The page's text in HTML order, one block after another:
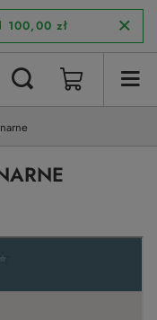
100,00 zł